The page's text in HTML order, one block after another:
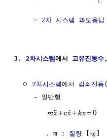
     ☞
2차 시스템 과도응답
3. 2차시스템에서 고유진동수,
  ㅇ
2차시스템에서 감쇠진동 (
     - 일반형
        . m :
질량 [㎏]